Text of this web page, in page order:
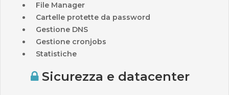
File Manager
Cartelle protette da password
Gestione DNS
Gestione cronjobs
Statistiche
Sicurezza e datacenter